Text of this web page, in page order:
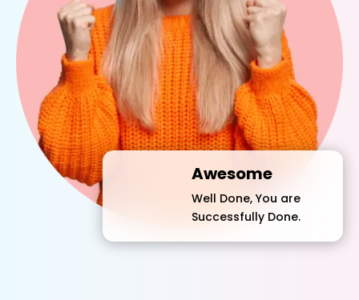
Awesome
Well Done, You are
Successfully Done.